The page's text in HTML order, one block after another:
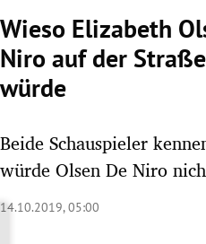
Untermenü
Wieso Elizabeth
Niro auf der
würde
Beide Schauspieler
würde Olsen De Niro
14.10.2019, 05:00